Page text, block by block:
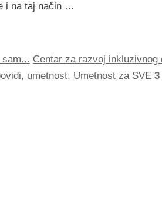
i na taj način …
sam... Centar za razvoj inkluzivnog
, umetnost, Umetnost za SVE 3